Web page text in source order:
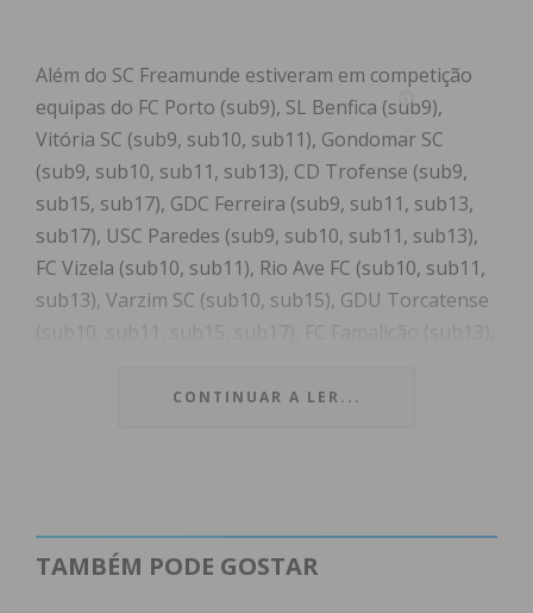
Além do SC Freamunde estiveram em competição
equipas do FC Porto (sub9), SL Benfica (sub9),
Vitória SC (sub9, sub10, sub11), Gondomar SC
(sub9, sub10, sub11, sub13), CD Trofense (sub9,
sub15, sub17), GDC Ferreira (sub9, sub11, sub13,
sub17), USC Paredes (sub9, sub10, sub11, sub13),
FC Vizela (sub10, sub11), Rio Ave FC (sub10, sub11,
sub13), Varzim SC (sub10, sub15), GDU Torcatense
“ganhar reconhecimento” e a “mostrar o grande
CONTINUAR A LER...
TAMBÉM PODE GOSTAR